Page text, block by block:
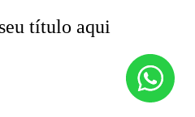
título aqui